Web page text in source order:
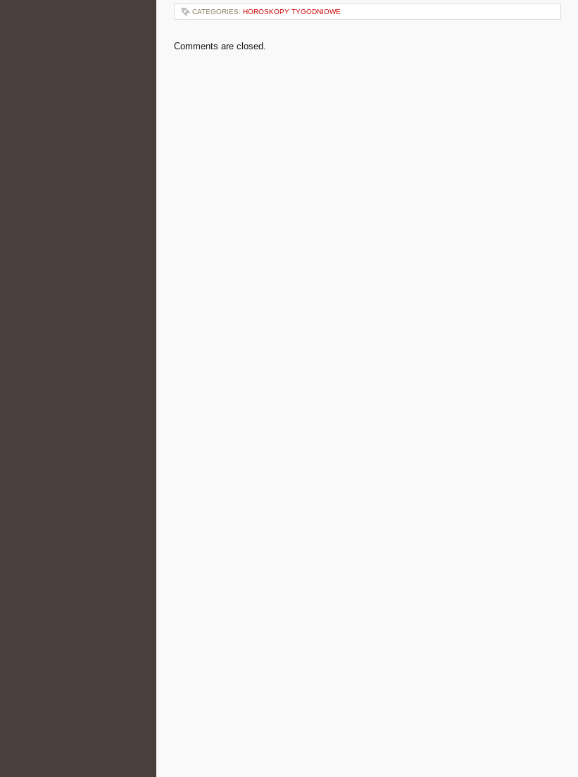
CATEGORIES: HOROSKOPY TYGODNIOWE
Comments are closed.